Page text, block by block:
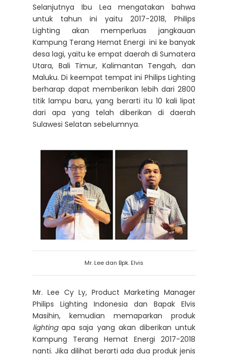
Selanjutnya Ibu Lea mengatakan bahwa
untuk tahun ini yaitu 2017-2018, Philips
Lighting akan memperluas jangkauan
Kampung Terang Hemat Energi ini ke banyak
desa lagi, yaitu ke empat daerah di Sumatera
Utara, Bali Timur, Kalimantan Tengah, dan
Maluku. Di keempat tempat ini Philips Lighting
berharap dapat memberikan lebih dari 2800
titik lampu baru, yang berarti itu 10 kali lipat
dari apa yang telah diberikan di daerah
Sulawesi Selatan sebelumnya.
Mr. Lee dan Bpk. Elvis
Mr. Lee Cy Ly, Product Marketing Manager
Philips Lighting Indonesia dan Bapak Elvis
Masihin, kemudian memaparkan produk
lightingapa saja yang akan diberikan untuk
Kampung Terang Hemat Energi 2017-2018
nanti. Jika dilihat berarti ada dua produk jenis